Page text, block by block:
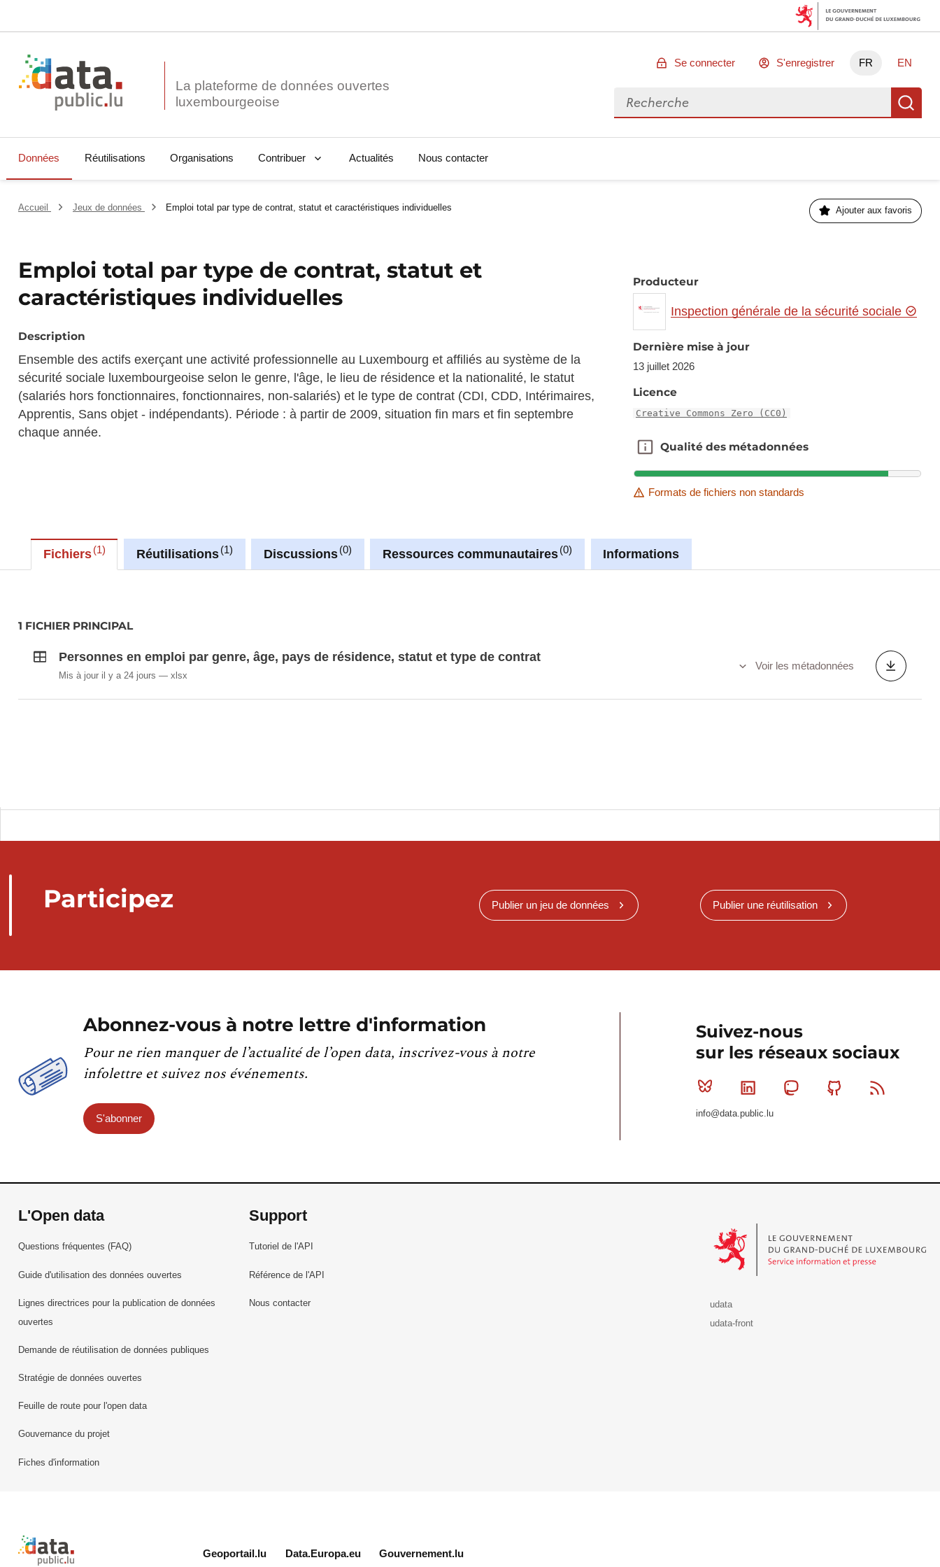
La plateforme de données ouvertes
Se connecter S'enregistrer FR EN
Rechercher des données
Données Réutilisations Organisations Contribuer Actualités Nous contacter
Accueil Jeux de données Emploi total par type de contrat, statut et caractéristiques individuelles Ajouter aux favoris
Emploi total par type de contrat, statut et
caractéristiques individuelles
Description
Ensemble des actifs exerçant une activité professionnelle au Luxembourg et affiliés au système de la
sécurité sociale luxembourgeoise selon le genre, l'âge, le lieu de résidence et la nationalité, le statut
(salariés hors fonctionnaires, fonctionnaires, non-salariés) et le type de contrat (CDI, CDD, Intérimaires,
Apprentis, Sans objet - indépendants). Période : à partir de 2009, situation fin mars et fin septembre
chaque année.
Producteur
Inspection générale de la sécurité sociale
Dernière mise à jour
13 juillet 2026
Licence
Creative Commons Zero (CC0)
Qualité des métadonnées
Qualité des métadonnées
Formats de fichiers non standards
Fichiers 1 Réutilisations 1 Discussions 0 Ressources communautaires 0 Informations
1 FICHIER PRINCIPAL
Personnes en emploi par genre, âge, pays de résidence, statut et type de contrat
Mis à jour il y a 24 jours xlsx
Voir les métadonnées
Participez Publier un jeu de données Publier une réutilisation
Abonnez-vous à notre lettre d'information
Pour ne rien manquer de l’actualité de l’open data, inscrivez-vous à notre
infolettre et suivez nos événements.
S'abonner
Suivez-nous
sur les réseaux sociaux
Bluesky Linkedin MastodonGithub
info@data.public.lu
L'Open data
Questions fréquentes (FAQ)
Guide d'utilisation des données ouvertes
Lignes directrices pour la publication de données
ouvertes
Demande de réutilisation de données publiques
Stratégie de données ouvertes
Feuille de route pour l'open data
Gouvernance du projet
Fiches d'information
Support
Tutoriel de l'API
Référence de l'API
Nous contacter
udata
udata-front
Retour à l'accueil de data.public.lu
Geoportail.lu Data.Europa.eu Gouvernement.lu